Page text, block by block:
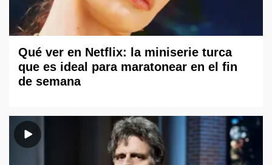
Qué ver en Netflix: la miniserie turca
que es ideal para maratonear en el fin
de semana